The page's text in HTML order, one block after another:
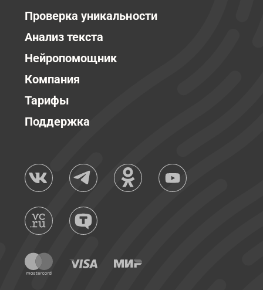
Проверка уникальности
Анализ текста
Нейропомощник
Компания
Тарифы
Поддержка